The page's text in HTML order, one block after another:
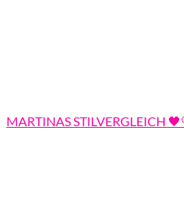
MARTINAS STILVERGLEICH